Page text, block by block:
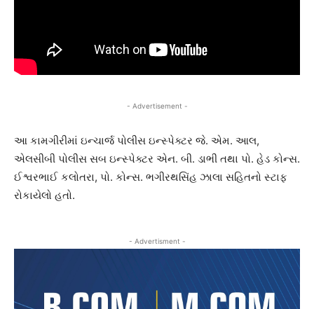
- Advertisement -
આ કામગીરીમાં ઇન્ચાર્જ પોલીસ ઇન્સ્પેક્ટર જે. એમ. આલ,
એલસીબી પોલીસ સબ ઇન્સ્પેક્ટર એન. બી. ડાભી તથા પો. હેડ કોન્સ.
ઈશ્વરભાઈ કલોતરા, પો. કોન્સ. ભગીરથસિંહ ઝાલા સહિતનો સ્ટાફ
રોકાયેલો હતો.
- Advertisment -